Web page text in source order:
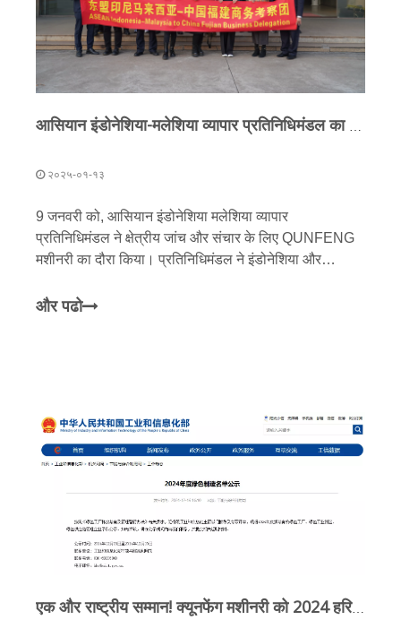
२०२५-०१-१३
9 जनवरी को, आसियान इंडोनेशिया मलेशिया व्यापार
प्रतिनिधिमंडल ने क्षेत्रीय जांच और संचार के लिए QUNFENG
मशीनरी का दौरा किया। प्रतिनिधिमंडल ने इंडोनेशिया और
इकट्ठा किया, जो निवेश और निर्माण, अंतर्राष्ट्रीय व्यापार, खनन
और पढो
एक और राष्ट्रीय सम्मान! क्यूनफेंग मशीनरी को 2024 हरित विनिर्माण सूची के लिए चुना गया